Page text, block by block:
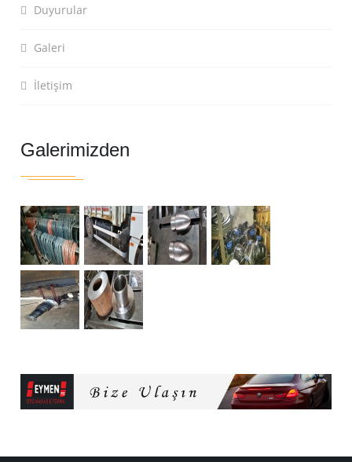
Duyurular
Galeri
İletişim
Galerimizden